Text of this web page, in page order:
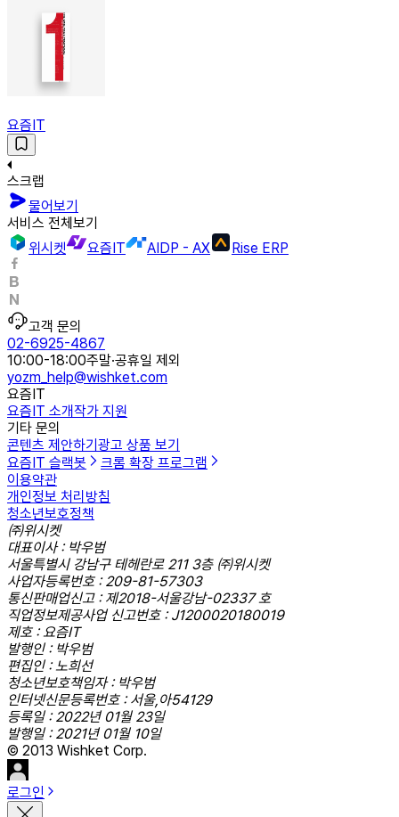
요즘IT
스크랩
물어보기
서비스 전체보기
위시켓
요즘IT AIDP - AX Rise ERP
고객 문의
02-6925-4867
10:00-18:00주말·공휴일 제외
yozm_help@wishket.com
요즘IT
요즘IT 소개작가 지원
기타 문의
콘텐츠 제안하기 광고 상품 보기
요즘IT 슬랙봇
크롬 확장 프로그램
이용약관
개인정보 처리방침
청소년보호정책
㈜위시켓
대표이사 : 박우범
서울특별시 강남구 테헤란로 211 3층 ㈜위시켓
사업자등록번호 : 209-81-57303
통신판매업신고 : 제2018-서울강남-02337 호
직업정보제공사업 신고번호 : J1200020180019
제호 : 요즘IT
발행인 : 박우범
편집인 : 노희선
청소년보호책임자 : 박우범
인터넷신문등록번호 : 서울,아54129
등록일 : 2022년 01월 23일
발행일 : 2021년 01월 10일
© 2013 Wishket Corp.
로그인